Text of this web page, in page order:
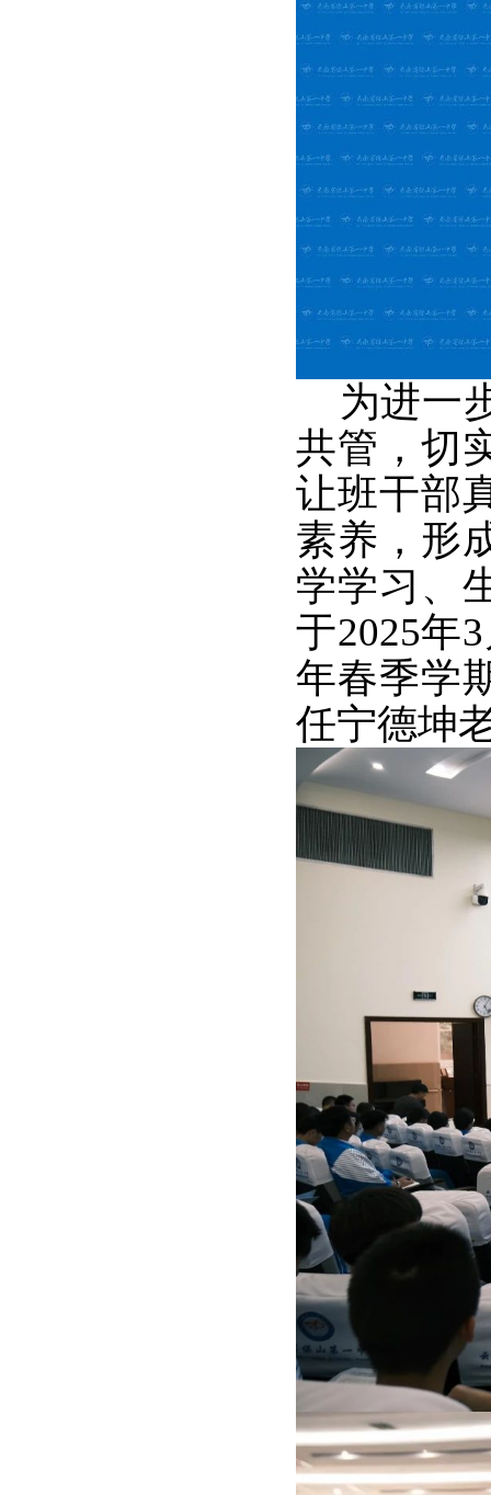
为进一
共管，切
让班干部
素养，形
学学习、
于2025年
年春季学
任宁德坤